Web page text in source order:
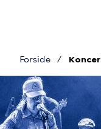
Forside